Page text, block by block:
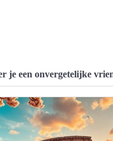
je een onvergetelijke